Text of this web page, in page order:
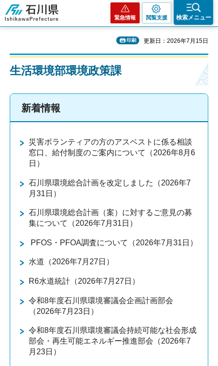
石川県
緊急情報 閲覧支援 検索メニュー
印刷 更新日：2026年7月15日
生活環境部環境政策課
新着情報
災害ボランティアの方のアスベストに係る相談
窓口、給付制度のご案内について（2026年8月6
日）
石川県環境総合計画を改定しました（2026年7
月31日）
石川県環境総合計画（案）に対するご意見の募
集について（2026年7月31日）
PFOS・PFOA調査について（2026年7月31日）
水道（2026年7月27日）
R6水道統計（2026年7月27日）
令和8年度石川県環境審議会企画計画部会
（2026年7月23日）
令和8年度石川県環境審議会持続可能な社会形成
部会・再生可能エネルギー推進部会（2026年7
月23日）